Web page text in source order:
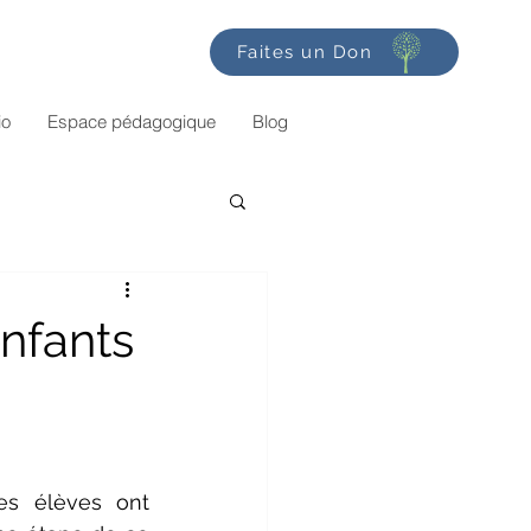
Faites un Don
Espace pédagogique Blog
élèves ont